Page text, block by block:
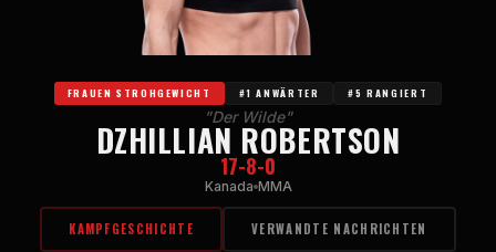
FRAUEN STROHGEWICHT #1 ANWÄRTER #5 RANGIERT
"Der Wilde"
DZHILLIAN ROBERTSON
17-8-0
Kanada MMA
KAMPFGESCHICHTE VERWANDTE NACHRICHTEN